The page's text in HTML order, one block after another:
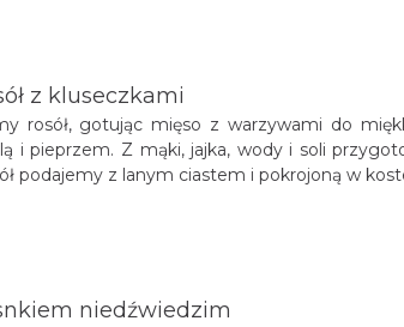
z kluseczkami
rosół, gotując mięso z warzywami do
i pieprzem. Z mąki, jajka, wody i soli
podajemy z lanym ciastem i pokrojoną w
niedźwiedzim